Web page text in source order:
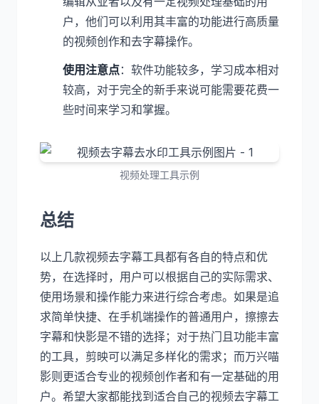
户，他们可以利用其丰富的功能进行高质量
的视频创作和去字幕操作。
使用注意点：软件功能较多，学习成本相对
较高，对于完全的新手来说可能需要花费一
些时间来学习和掌握。
视频处理工具示例
总结
以上几款视频去字幕工具都有各自的特点和优
势，在选择时，用户可以根据自己的实际需求、
使用场景和操作能力来进行综合考虑。如果是追
求简单快捷、在手机端操作的普通用户，擦擦去
字幕和快影是不错的选择；对于热门且功能丰富
的工具，剪映可以满足多样化的需求；而万兴喵
影则更适合专业的视频创作者和有一定基础的用
户。希望大家都能找到适合自己的视频去字幕工